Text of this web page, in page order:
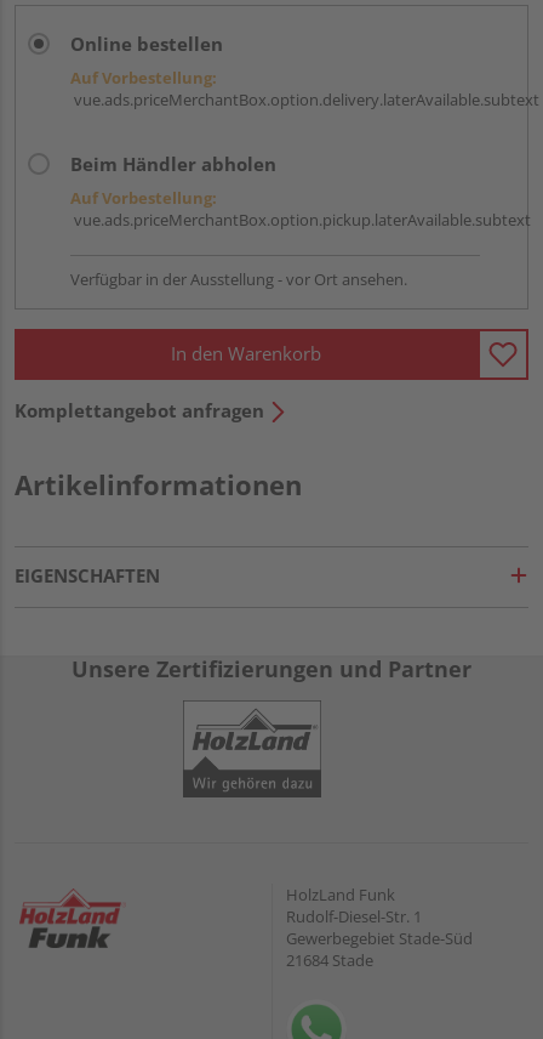
Online bestellen
Auf Vorbestellung:
vue.ads.priceMerchantBox.option.delivery.laterAvailable.subtext
Beim Händler abholen
Auf Vorbestellung:
vue.ads.priceMerchantBox.option.pickup.laterAvailable.subtext
Verfügbar in der Ausstellung - vor Ort ansehen.
In den Warenkorb
Komplettangebot anfragen
Artikelinformationen
EIGENSCHAFTEN
Unsere Zertifizierungen und Partner
HolzLand Funk
Rudolf-Diesel-Str. 1
Gewerbegebiet Stade-Süd
21684 Stade